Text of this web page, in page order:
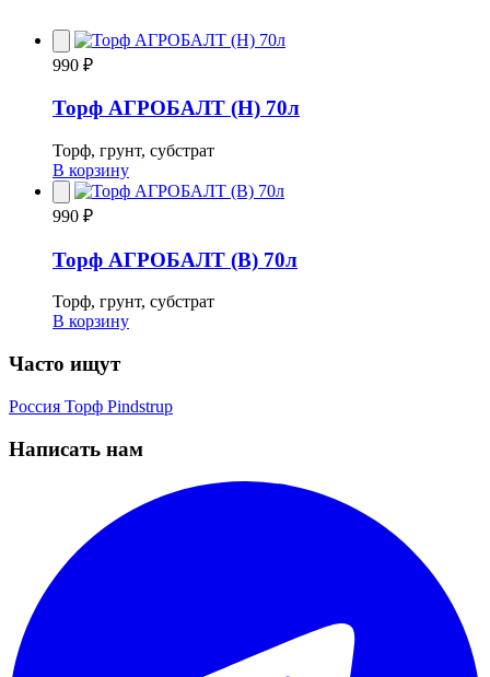
990 ₽
Торф АГРОБАЛТ (Н) 70л
Торф, грунт, субстрат
В корзину
990 ₽
Торф АГРОБАЛТ (В) 70л
Торф, грунт, субстрат
В корзину
Часто ищут
Россия Торф Pindstrup
Написать нам